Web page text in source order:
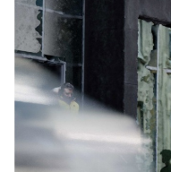
numer 6(16)/2022
numer 4-5(14-15)/2021
numer 2-3(12-13)/2020
numer 1(11)/2020
numer 2-3(10)/2019
numer 1-2(9)/2019